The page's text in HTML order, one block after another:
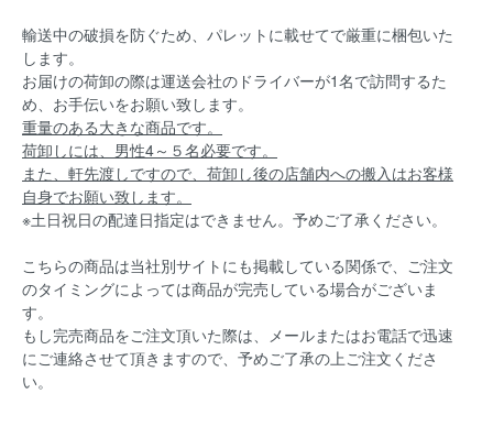
輸送中の破損を防ぐため、パレットに載せてで厳重に梱包いた
します。
お届けの荷卸の際は運送会社のドライバーが1名で訪問するた
め、お手伝いをお願い致します。
重量のある大きな商品です。
荷卸しには、男性4～５名必要です。
また、軒先渡しですので、荷卸し後の店舗内への搬入はお客様
自身でお願い致します。
※土日祝日の配達日指定はできません。予めご了承ください。
こちらの商品は当社別サイトにも掲載している関係で、ご注文
のタイミングによっては商品が完売している場合がございま
す。
もし完売商品をご注文頂いた際は、メールまたはお電話で迅速
にご連絡させて頂きますので、予めご了承の上ご注文くださ
い。